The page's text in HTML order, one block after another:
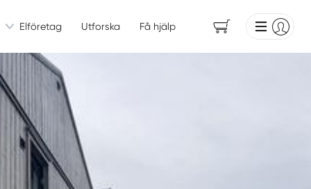
Elföretag Utforska Få hjälp